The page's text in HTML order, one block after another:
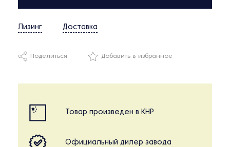
Лизинг Доставка
Поделиться Добавить в избранное
Товар произведен в КНР
Официальный дилер завода